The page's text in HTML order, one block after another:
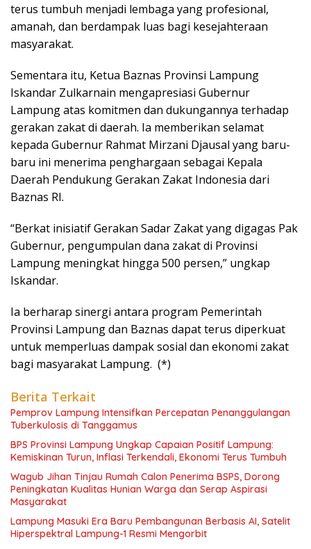
terus tumbuh menjadi lembaga yang profesional,
amanah, dan berdampak luas bagi kesejahteraan
masyarakat.
Sementara itu, Ketua Baznas Provinsi Lampung
Iskandar Zulkarnain mengapresiasi Gubernur
Lampung atas komitmen dan dukungannya terhadap
gerakan zakat di daerah. Ia memberikan selamat
kepada Gubernur Rahmat Mirzani Djausal yang baru-
baru ini menerima penghargaan sebagai Kepala
Daerah Pendukung Gerakan Zakat Indonesia dari
Baznas RI.
“Berkat inisiatif Gerakan Sadar Zakat yang digagas Pak
Gubernur, pengumpulan dana zakat di Provinsi
Lampung meningkat hingga 500 persen,” ungkap
Iskandar.
Ia berharap sinergi antara program Pemerintah
Provinsi Lampung dan Baznas dapat terus diperkuat
untuk memperluas dampak sosial dan ekonomi zakat
bagi masyarakat Lampung. (*)
Berita Terkait
Pemprov Lampung Intensifkan Percepatan Penanggulangan
Tuberkulosis di Tanggamus
BPS Provinsi Lampung Ungkap Capaian Positif Lampung:
Kemiskinan Turun, Inflasi Terkendali, Ekonomi Terus Tumbuh
Wagub Jihan Tinjau Rumah Calon Penerima BSPS, Dorong
Peningkatan Kualitas Hunian Warga dan Serap Aspirasi
Masyarakat
Lampung Masuki Era Baru Pembangunan Berbasis AI, Satelit
Hiperspektral Lampung-1 Resmi Mengorbit